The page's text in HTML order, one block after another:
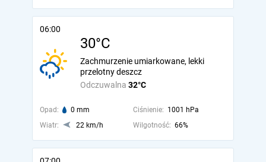
06:00
30°C
Odczuwalna 32°C
Zachmurzenie umiarkowane, lekki
przelotny deszcz
Opad: 0 mm Ciśnienie: 1001 hPa
Wiatr:
22 km/h Wilgotność: 66%